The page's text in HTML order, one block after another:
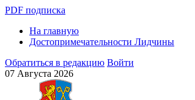
PDF подписка
На главную
Достопримечательности Лидчины
Обратиться в редакцию Войти
07 Августа 2026